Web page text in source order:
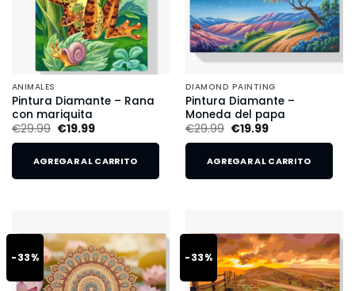
ANIMALES
Pintura Diamante – Rana
con mariquita
€29.99 €19.99
AGREGAR AL CARRITO
DIAMOND PAINTING
Pintura Diamante –
Moneda del papa
€29.99 €19.99
AGREGAR AL CARRITO
-33% -33%